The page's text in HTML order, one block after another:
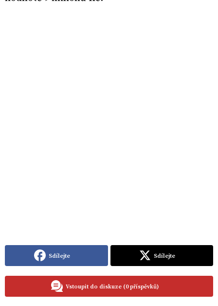
Sdílejte Sdílejte
Vstoupit do diskuze (0 příspěvků)